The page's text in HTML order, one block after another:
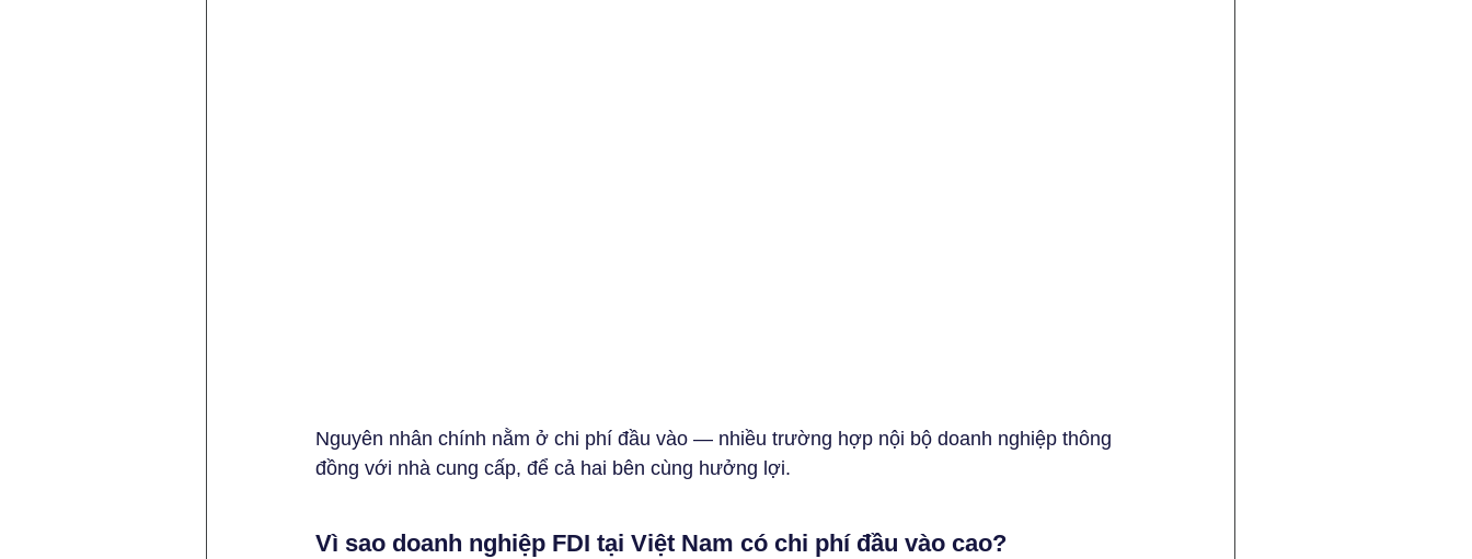
Nguyên nhân chính nằm ở chi phí đầu vào — nhiều trường hợp nội bộ doanh nghiệp thông
đồng với nhà cung cấp, để cả hai bên cùng hưởng lợi.
Vì sao doanh nghiệp FDI tại Việt Nam có chi phí đầu vào cao?